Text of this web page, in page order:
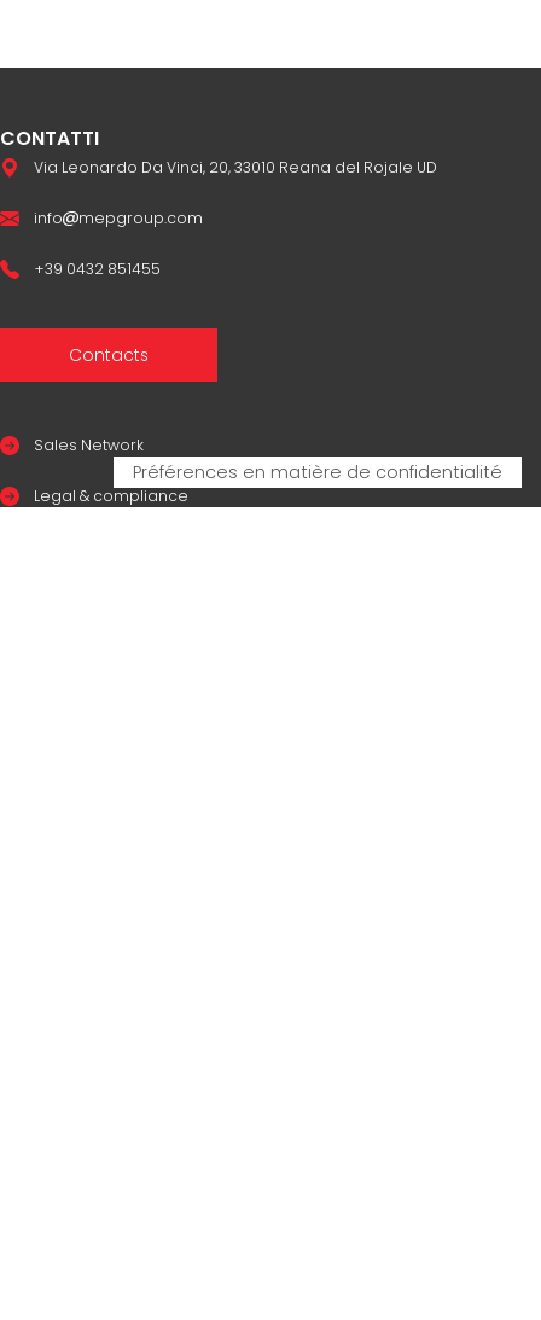
CONTATTI
Via Leonardo Da Vinci, 20, 33010 Reana del Rojale UD
info mepgroup.com
+39 0432 851455
Contacts
Sales Network
Legal & compliance